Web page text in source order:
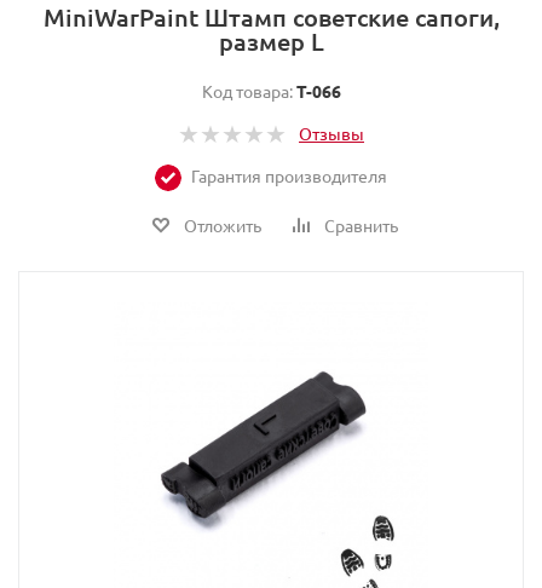
MiniWarPaint Штамп советские сапоги,
размер L
Код товара:T-066
Отзывы
Гарантия производителя
Отложить Сравнить